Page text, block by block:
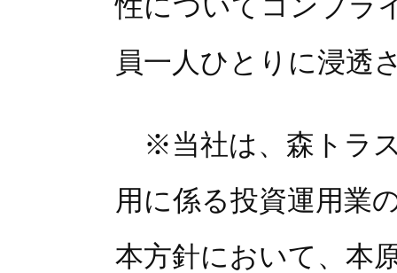
員一人ひとりに浸透
※当社は、森トラ
用に係る投資運用業
本方針において、本